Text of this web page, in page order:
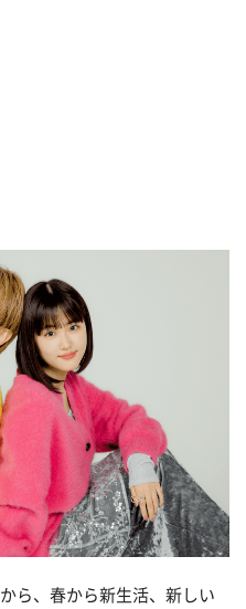
ら、春から新生活、新しい